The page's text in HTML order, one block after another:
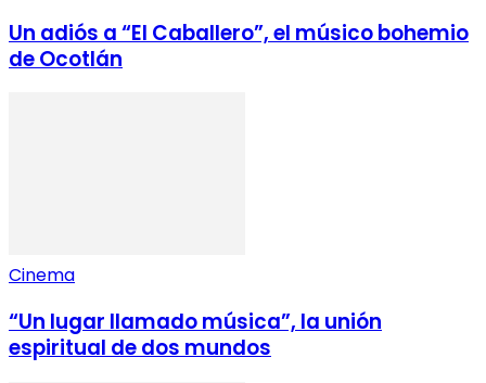
Un adiós a “El Caballero”, el músico bohemio
de Ocotlán
Cinema
“Un lugar llamado música”, la unión
espiritual de dos mundos